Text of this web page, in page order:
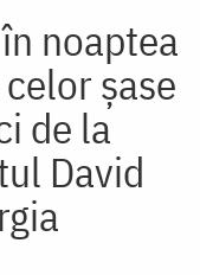
noaptea
șase
de la
David